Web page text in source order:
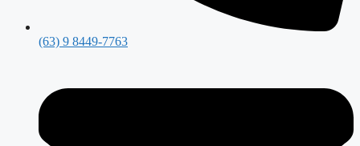
(63) 9 8449-7763